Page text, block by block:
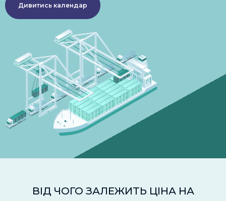
Дивитись календар
ВІД ЧОГО ЗАЛЕЖИТЬ ЦІНА НА